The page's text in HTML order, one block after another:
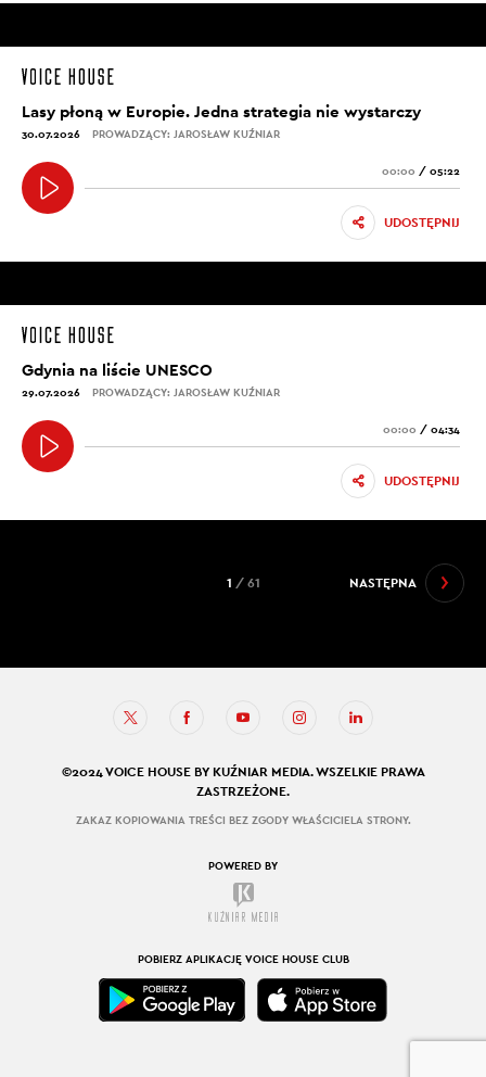
Lasy płoną w Europie. Jedna strategia nie wystarczy
30.07.2026 PROWADZĄCY: JAROSŁAW KUŹNIAR
00:00 / 05:22
UDOSTĘPNIJ
Gdynia na liście UNESCO
29.07.2026 PROWADZĄCY: JAROSŁAW KUŹNIAR
00:00 / 04:34
UDOSTĘPNIJ
NASTĘPNA
1 / 61
©2024 VOICE HOUSE BY KUŹNIAR MEDIA. WSZELKIE PRAWA
ZASTRZEŻONE.
ZAKAZ KOPIOWANIA TREŚCI BEZ ZGODY WŁAŚCICIELA STRONY.
POWERED BY
POBIERZ APLIKACJĘ VOICE HOUSE CLUB